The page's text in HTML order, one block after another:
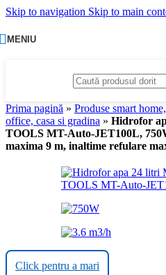
Skip to navigation Skip to main
MENIU
Prima pagină » Produse smart
office, casa si gradina » Hidrofor
TOOLS MT-Auto-JET100L,
maxima 9 m, inaltime refulare
Click pentru a mari